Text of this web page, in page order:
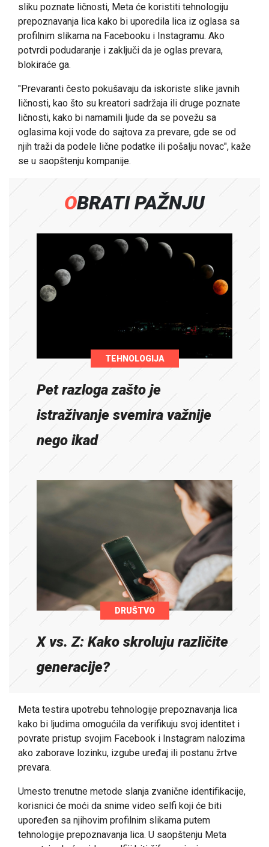
sliku poznate ličnosti, Meta će koristiti tehnologiju
prepoznavanja lica kako bi uporedila lica iz oglasa sa
profilnim slikama na Facebooku i Instagramu. Ako
potvrdi podudaranje i zaključi da je oglas prevara,
blokiraće ga.
"Prevaranti često pokušavaju da iskoriste slike javnih
ličnosti, kao što su kreatori sadržaja ili druge poznate
ličnosti, kako bi namamili ljude da se povežu sa
oglasima koji vode do sajtova za prevare, gde se od
njih traži da podele lične podatke ili pošalju novac", kaže
se u saopštenju kompanije.
OBRATI PAŽNJU
TEHNOLOGIJA
Pet razloga zašto je
istraživanje svemira važnije
nego ikad
DRUŠTVO
X vs. Z: Kako skroluju različite
generacije?
Meta testira upotrebu tehnologije prepoznavanja lica
kako bi ljudima omogućila da verifikuju svoj identitet i
povrate pristup svojim Facebook i Instagram nalozima
ako zaborave lozinku, izgube uređaj ili postanu žrtve
prevara.
Umesto trenutne metode slanja zvanične identifikacije,
korisnici će moći da snime video selfi koji će biti
upoređen sa njihovim profilnim slikama putem
tehnologije prepoznavanja lica. U saopštenju Meta